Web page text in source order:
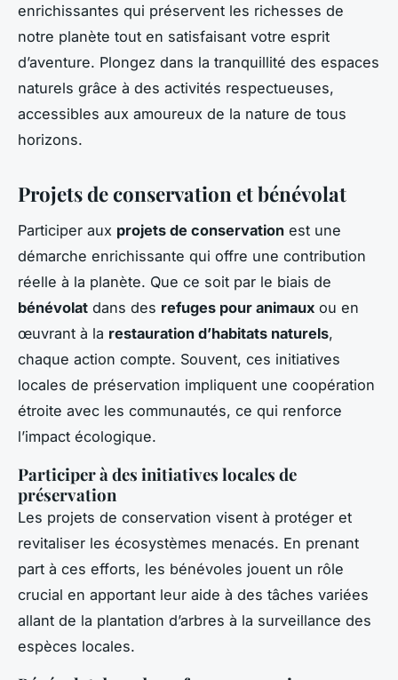
enrichissantes qui préservent les richesses de
notre planète tout en satisfaisant votre esprit
d’aventure. Plongez dans la tranquillité des espaces
naturels grâce à des activités respectueuses,
accessibles aux amoureux de la nature de tous
horizons.
Projets de conservation et bénévolat
Participer aux projets de conservation est une
démarche enrichissante qui offre une contribution
réelle à la planète. Que ce soit par le biais de
bénévolat dans des refuges pour animaux ou en
œuvrant à la restauration d’habitats naturels,
chaque action compte. Souvent, ces initiatives
locales de préservation impliquent une coopération
étroite avec les communautés, ce qui renforce
l’impact écologique.
Participer à des initiatives locales de
préservation
Les projets de conservation visent à protéger et
revitaliser les écosystèmes menacés. En prenant
part à ces efforts, les bénévoles jouent un rôle
crucial en apportant leur aide à des tâches variées
allant de la plantation d’arbres à la surveillance des
espèces locales.